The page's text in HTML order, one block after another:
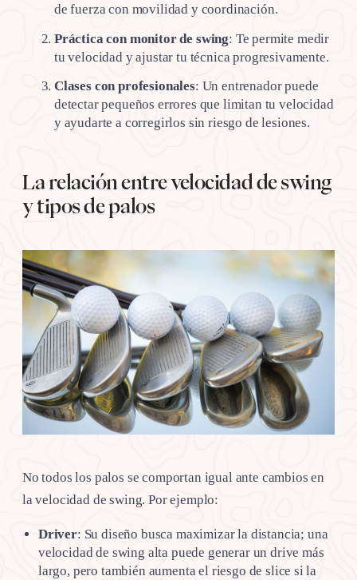
de fuerza con movilidad y coordinación.
Práctica con monitor de swing: Te permite medir
tu velocidad y ajustar tu técnica progresivamente.
Clases con profesionales: Un entrenador puede
detectar pequeños errores que limitan tu velocidad
y ayudarte a corregirlos sin riesgo de lesiones.
La relación entre velocidad de swing
y tipos de palos
No todos los palos se comportan igual ante cambios en
la velocidad de swing. Por ejemplo:
Driver: Su diseño busca maximizar la distancia; una
velocidad de swing alta puede generar un drive más
largo, pero también aumenta el riesgo de slice si la